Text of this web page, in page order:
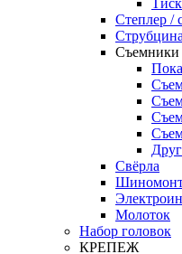
Степлер /
Струбцина
Съемники
Свёрла
Молоток
Набор головок
КРЕПЕЖ